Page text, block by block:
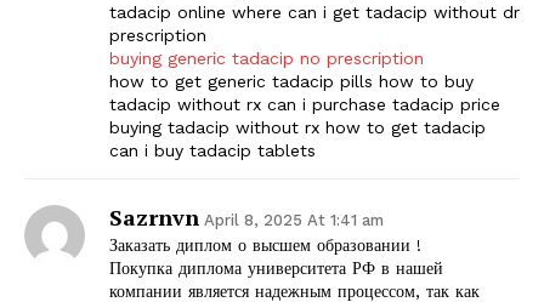
tadacip online where can i get tadacip without dr
prescription
buying generic tadacip no prescription
how to get generic tadacip pills how to buy
tadacip without rx can i purchase tadacip price
buying tadacip without rx how to get tadacip
can i buy tadacip tablets
Sazrnvn April 8, 2025 At 1:41 am
Заказать диплом о высшем образовании !
Покупка диплома университета РФ в нашей
компании является надежным процессом, так как